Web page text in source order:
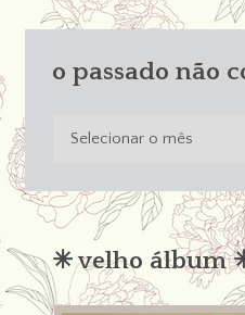
o passado não
condena
✳︎ velho álbum